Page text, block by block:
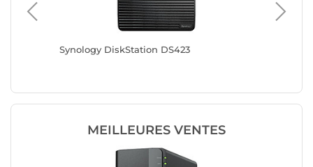
Synology DiskStation DS423
MEILLEURES VENTES